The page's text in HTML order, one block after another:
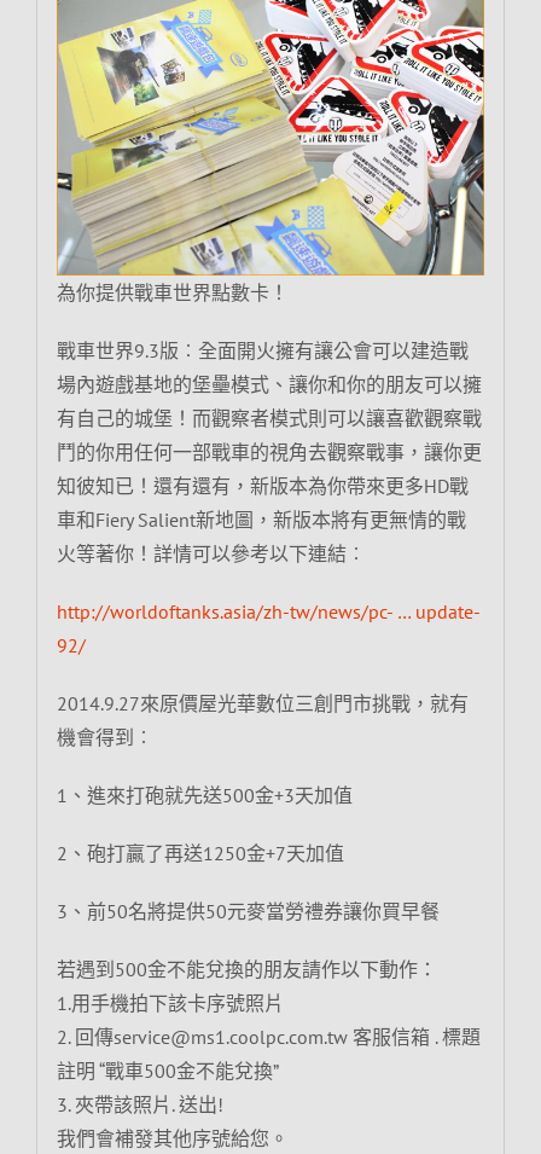
為你提供戰車世界點數卡！
戰車世界9.3版︰全面開火擁有讓公會可以建造戰
場內遊戲基地的堡壘模式、讓你和你的朋友可以擁
有自己的城堡！而觀察者模式則可以讓喜歡觀察戰
鬥的你用任何一部戰車的視角去觀察戰事，讓你更
知彼知已！還有還有，新版本為你帶來更多HD戰
車和Fiery Salient新地圖，新版本將有更無情的戰
火等著你！詳情可以參考以下連結︰
http://worldoftanks.asia/zh-tw/news/pc- … update-
92/
2014.9.27來原價屋光華數位三創門市挑戰，就有
機會得到︰
1、進來打砲就先送500金+3天加值
2、砲打贏了再送1250金+7天加值
3、前50名將提供50元麥當勞禮券讓你買早餐
若遇到500金不能兌換的朋友請作以下動作：
1.用手機拍下該卡序號照片
2. 回傳service@ms1.coolpc.com.tw 客服信箱 . 標題
註明 “戰車500金不能兌換”
3. 夾帶該照片. 送出!
我們會補發其他序號給您。